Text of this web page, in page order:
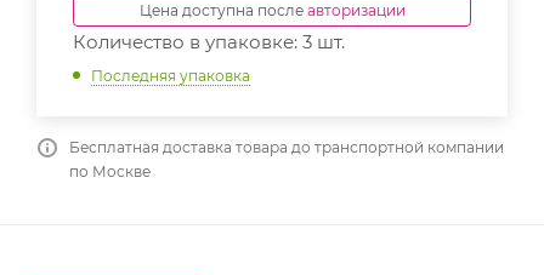
Цена доступна после авторизации
Количество в упаковке: 3 шт.
Последняя упаковка
Бесплатная доставка товара до транспортной компании
по Москве